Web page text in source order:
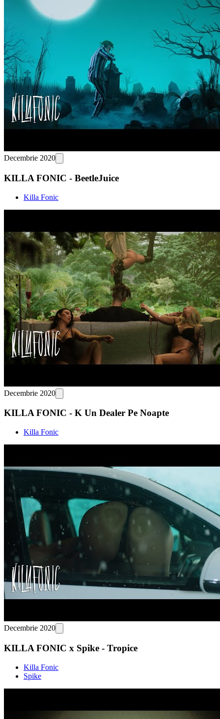
Decembrie 2020
KILLA FONIC - BeetleJuice
Killa Fonic
Decembrie 2020
KILLA FONIC - K Un Dealer Pe Noapte
Killa Fonic
Decembrie 2020
KILLA FONIC x Spike - Tropice
Killa Fonic
Spike